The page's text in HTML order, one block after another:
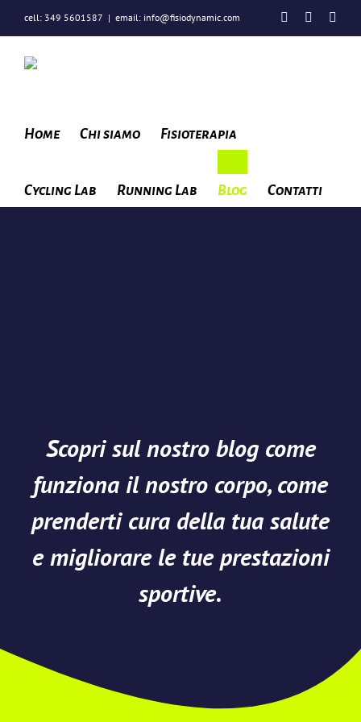
contenuto
cell: 349 5601587 | email: info@fisiodynamic.com FacebookInstagram
Home Chi siamo Fisioterapia
Cycling Lab Running Lab Blog Contatti
Scopri sul nostro blog come
funziona il nostro corpo, come
prenderti cura della tua salute
e migliorare le tue prestazioni
sportive.